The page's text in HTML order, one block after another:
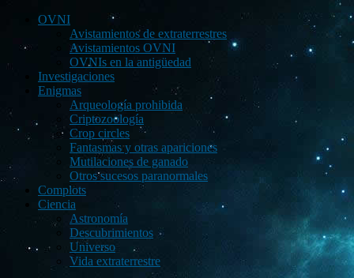
OVNI
Avistamientos de extraterrestres
Avistamientos OVNI
OVNIs en la antigüedad
Investigaciones
Enigmas
Arqueología prohibida
Criptozoología
Crop circles
Fantasmas y otras apariciones
Mutilaciones de ganado
Otros sucesos paranormales
Complots
Ciencia
Astronomía
Descubrimientos
Universo
Vida extraterrestre